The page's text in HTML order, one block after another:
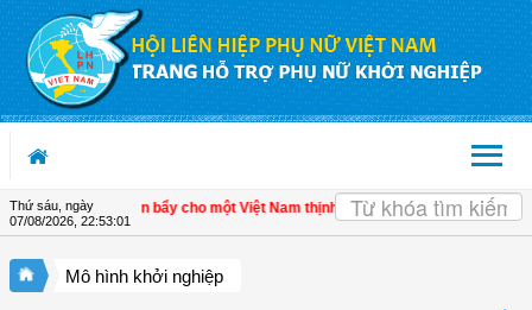
Truy cập nội dung luôn
Thứ sáu, ngày
07/08/2026 22:53:02
tế tư nhân - Đòn bẩy cho một Việt Nam thịnh vượng | Hội LHPN tỉnh Kiên
Mô hình khởi nghiệp